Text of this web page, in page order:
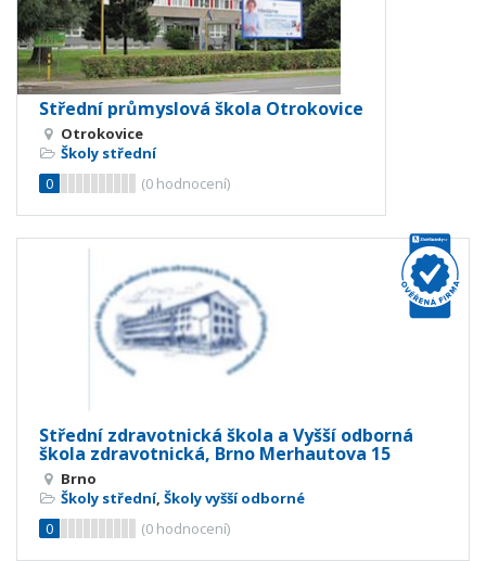
Střední průmyslová škola Otrokovice
Otrokovice
Školy střední
0
(0 hodnocení)
Střední zdravotnická škola a Vyšší odborná
škola zdravotnická, Brno Merhautova 15
Brno
Školy střední, Školy vyšší odborné
0
(0 hodnocení)